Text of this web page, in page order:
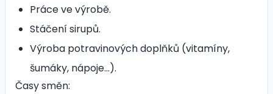
Práce ve výrobě.
Stáčení sirupů.
Výroba potravinových doplňků (vitamíny,
šumáky, nápoje...).
Časy směn: